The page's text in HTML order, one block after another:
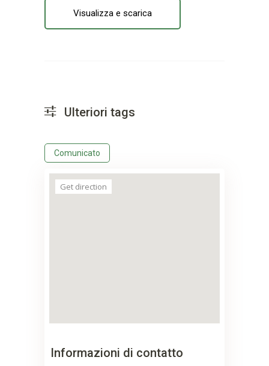
Visualizza e scarica
Ulteriori tags
Comunicato
Get direction
Informazioni di contatto